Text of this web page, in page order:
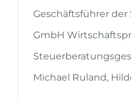
Geschäftsführer der
GmbH
Michael Ruland,